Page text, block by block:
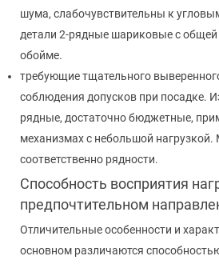
шума, слабочувствительны к
детали 2-рядные шариковые с
обойме.
требующие тщательного
соблюдения допусков при посадке.
рядные, достаточно бюджетные,
механизмах с небольшой
соответственно рядности.
Способность восприятия
предпочтительном
Отличительные особенности и
основном различаются